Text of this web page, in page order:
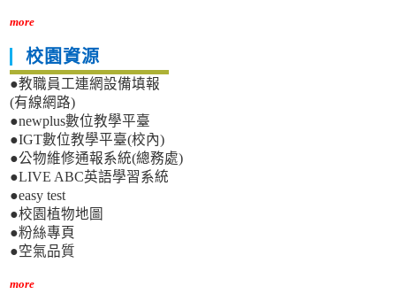
more
校園資源
●教職員工連網設備填報
(有線網路)
●newplus數位教學平臺
●IGT數位教學平臺(校內)
●公物維修通報系統(總務處)
●LIVE ABC英語學習系統
●easy test
●校園植物地圖
●粉絲專頁
●空氣品質
more